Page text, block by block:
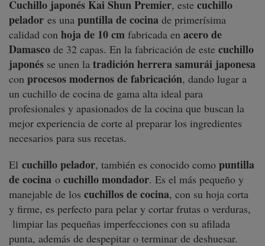
Cuchillo japonés Kai Shun Premier, este cuchillo
pelador es una puntilla de cocina de primerísima
calidad con hoja de 10 cm fabricada en acero de
Damasco de 32 capas. En la fabricación de este cuchillo
japonés se unen la tradición herrera samurái japonesa
con procesos modernos de fabricación, dando lugar a
un cuchillo de cocina de gama alta ideal para
profesionales y apasionados de la cocina que buscan la
mejor experiencia de corte al preparar los ingredientes
necesarios para sus recetas.
El cuchillo pelador, también es conocido como puntilla
de cocina o cuchillo mondador. Es el más pequeño y
manejable de los cuchillos de cocina, con su hoja corta
y firme, es perfecto para pelar y cortar frutas o verduras,
limpiar las pequeñas imperfecciones con su afilada
punta, además de despepitar o terminar de deshuesar.